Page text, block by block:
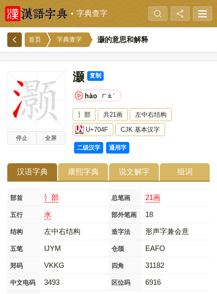
字典查字
首页 字典查字 灏的意思和解释
停止 全屏
灏 复制
hào ㄏㄠˋ
氵部 共21画 左中右结构
U+704F CJK 基本汉字
二级汉字 通用字
汉语字典 康熙字典 说文解字 组词
部首 氵部 总笔画 21画
五行 水 部外笔画 18
结构 左中右结构 造字法 形声字兼会意
五笔 IJYM 仓颉 EAFO
郑码 VKKG 四角 31182
中文电码 3493 区位码 6916